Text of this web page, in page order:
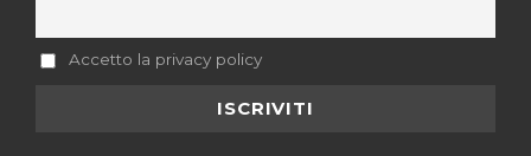
Accetto la privacy policy